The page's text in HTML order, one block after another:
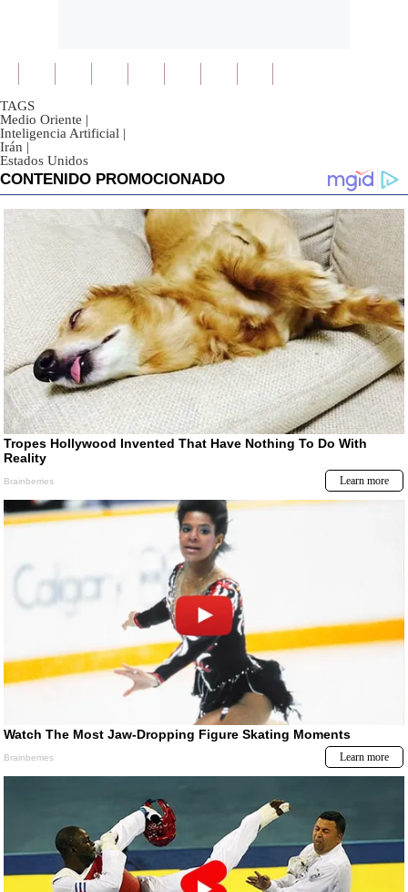
TAGS
Medio Oriente |
Inteligencia Artificial |
Irán |
Estados Unidos